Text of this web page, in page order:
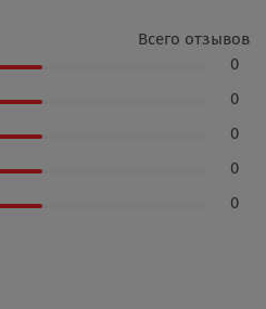
Всего отзывов
0
0
0
0
0